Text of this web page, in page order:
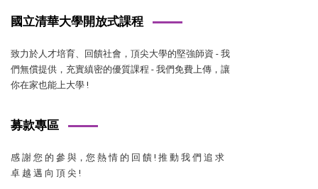
國立清華大學開放式課程
致力於人才培育、回饋社會，頂尖大學的堅強師資 - 我
們無償提供，充實縝密的優質課程 - 我們免費上傳，讓
你在家也能上大學 !
募款專區
感 謝 您 的 參 與，您 熱 情 的 回 饋 ! 推 動 我 們 追 求
卓 越 邁 向 頂 尖 !